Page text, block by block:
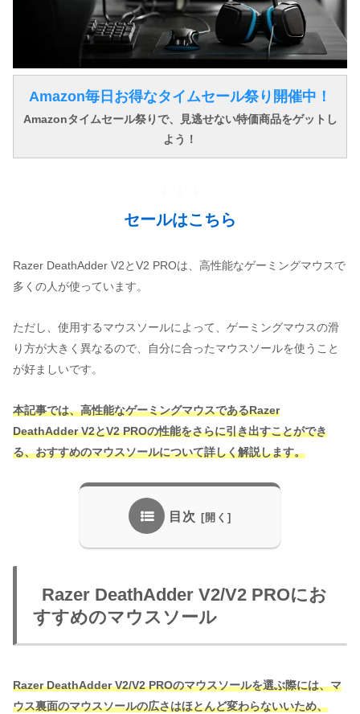
Amazon毎日お得なタイムセール祭り開催中！
Amazonタイムセール祭りで、見逃せない特価商品をゲットし
よう！
セールはこちら
Razer DeathAdder V2とV2 PROは、高性能なゲーミングマウスで
多くの人が使っています。
ただし、使用するマウスソールによって、ゲーミングマウスの滑
り方が大きく異なるので、自分に合ったマウスソールを使うこと
が好ましいです。
本記事では、高性能なゲーミングマウスであるRazer
DeathAdder V2とV2 PROの性能をさらに引き出すことができ
る、おすすめのマウスソールについて詳しく解説します。
目次
Razer DeathAdder V2/V2 PROにお
すすめのマウスソール
Razer DeathAdder V2/V2 PROのマウスソールを選ぶ際には、マ
ウス裏面のマウスソールの広さはほとんど変わらないいため、